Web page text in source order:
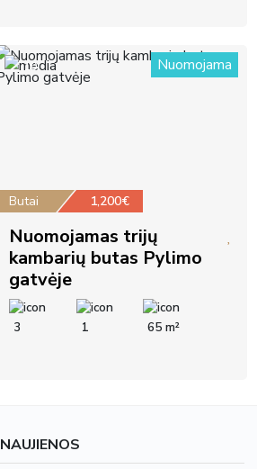
10 Nuomojama
Butai 1,200€
Nuomojamas trijų
kambarių butas Pylimo
gatvėje
3 1 65 m²
NAUJIENOS